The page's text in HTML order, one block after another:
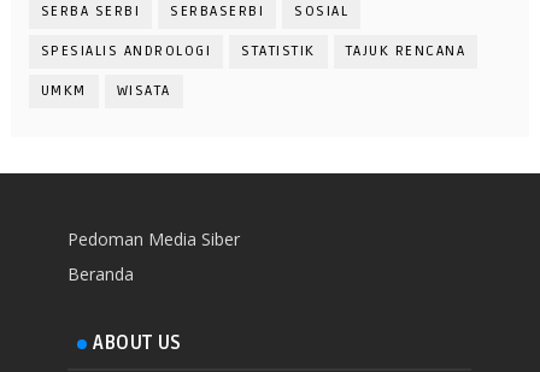
SERBA SERBI SERBASERBI SOSIAL
SPESIALIS ANDROLOGI STATISTIK TAJUK RENCANA
UMKM WISATA
Pedoman Media Siber
Beranda
ABOUT US